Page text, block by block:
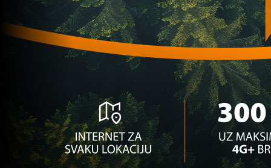
1 godina 2 mjesec
Bh. igrači